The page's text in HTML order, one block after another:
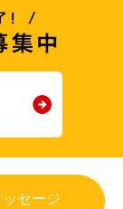
セージ